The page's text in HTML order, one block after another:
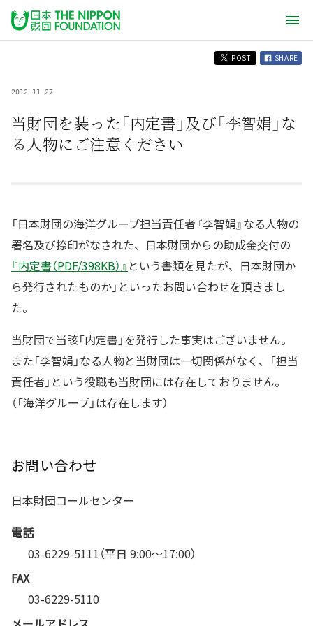
POST SHARE
2012.11.27
当財団を装った「内定書」及び「李智娟」な
る人物にご注意ください
「日本財団の海洋グループ担当責任者『李智娟』なる人物の
署名及び捺印がなされた、日本財団からの助成金交付の
『内定書（PDF/398KB）』 という書類を見たが、日本財団か
ら発行されたものか」といったお問い合わせを頂きまし
た。
当財団で当該「内定書」を発行した事実はございません。
また「李智娟」なる人物と当財団は一切関係がなく、「担当
責任者」という役職も当財団には存在しておりません。
（「海洋グループ」は存在します）
お問い合わせ
日本財団コールセンター
電話
03-6229-5111（平日 9:00〜17:00）
FAX
03-6229-5110